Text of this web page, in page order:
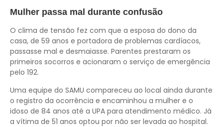
Mulher passa mal durante confusão
O clima de tensão fez com que a esposa do dono da
casa, de 59 anos e portadora de problemas cardíacos,
passasse mal e desmaiasse. Parentes prestaram os
primeiros socorros e acionaram o serviço de emergência
pelo 192.
Uma equipe do SAMU compareceu ao local ainda durante
o registro da ocorrência e encaminhou a mulher e o
idoso de 84 anos até a UPA para atendimento médico. Já
a vítima de 51 anos optou por não ser levada ao hospital.